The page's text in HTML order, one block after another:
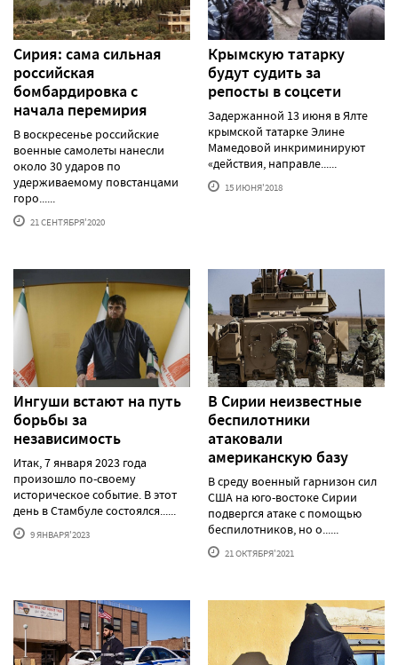
Сирия: сама сильная
российская
бомбардировка с
начала перемирия
В воскресенье российские
военные самолеты нанесли
около 30 ударов по
удерживаемому повстанцами
горо......
21 СЕНТЯБРЯ'2020
Крымскую татарку
будут судить за
репосты в соцсети
Задержанной 13 июня в Ялте
крымской татарке Элине
Мамедовой инкриминируют
«действия, направле......
15 ИЮНЯ'2018
Ингуши встают на путь
борьбы за
независимость
Итак, 7 января 2023 года
произошло по-своему
историческое событие. В этот
день в Стамбуле состоялся......
9 ЯНВАРЯ'2023
В Сирии неизвестные
беспилотники
атаковали
американскую базу
В среду военный гарнизон сил
США на юго-востоке Сирии
подвергся атаке с помощью
беспилотников, но о......
21 ОКТЯБРЯ'2021